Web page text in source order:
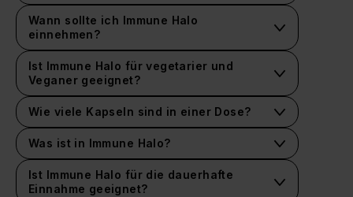
Wann sollte ich Immune Halo
einnehmen?
Ist Immune Halo für vegetarier und
Veganer geeignet?
Wie viele Kapseln sind in einer Dose?
Was ist in Immune Halo?
Ist Immune Halo für die dauerhafte
Einnahme geeignet?